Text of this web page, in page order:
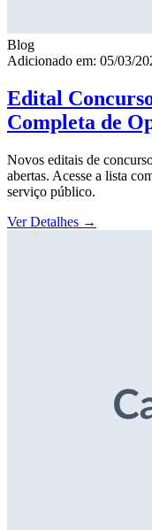
Blog
Adicionado em: 05/03/
Edital
Completa de
Novos editais de
abertas. Acesse a lista
serviço público.
Ver Detalhes →